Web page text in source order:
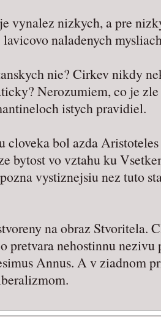
vynalez nizkych, a pre
naladenych
nie? Cirkev nikdy
Nerozumiem, co je
istych pravidiel.
bol azda
bytost vo vztahu ku
vystiznejsiu nez tuto
na obraz Stvoritela.
pretvara nehostinnu
Annus. A v ziadnom